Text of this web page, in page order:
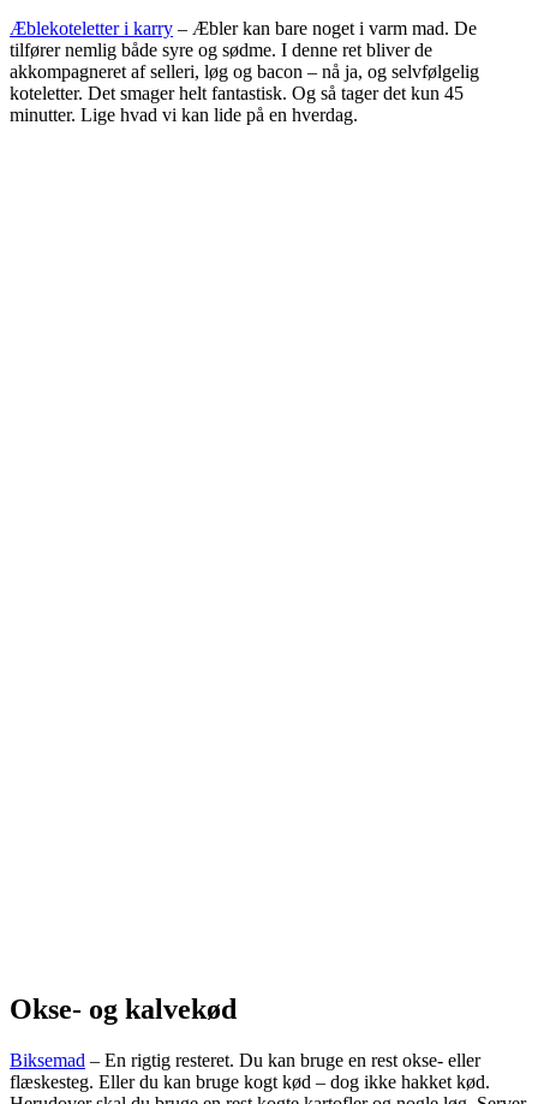
Æblekoteletter i karry – Æbler kan bare noget i varm mad. De
tilfører nemlig både syre og sødme. I denne ret bliver de
akkompagneret af selleri, løg og bacon – nå ja, og selvfølgelig
koteletter. Det smager helt fantastisk. Og så tager det kun 45
minutter. Lige hvad vi kan lide på en hverdag.
Okse- og kalvekød
Biksemad – En rigtig resteret. Du kan bruge en rest okse- eller
flæskesteg. Eller du kan bruge kogt kød – dog ikke hakket kød.